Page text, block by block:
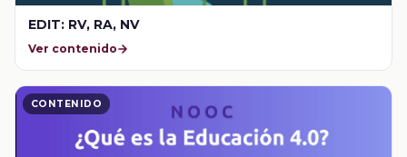
EDIT: RV, RA, NV
Ver contenido
CONTENIDO